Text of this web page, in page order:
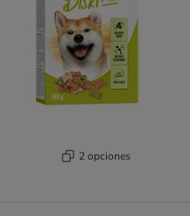
2 opciones